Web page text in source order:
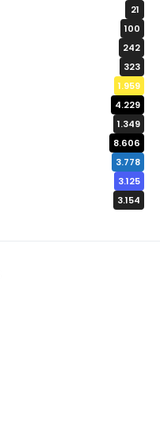
21
100
242
323
1.959
4.229
1.349
8.606
3.778
3.125
3.154